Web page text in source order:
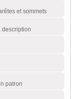
et sommets
description
patron